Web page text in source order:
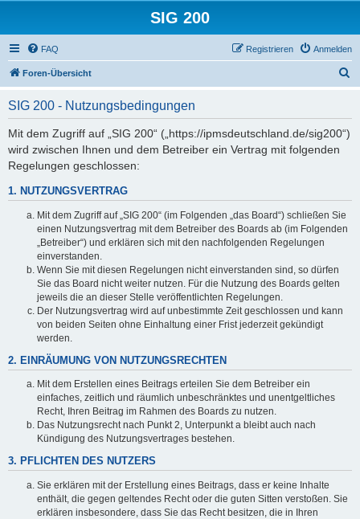
SIG 200
FAQ Anmelden
Registrieren
Foren-Übersicht
SIG 200 - Nutzungsbedingungen
Mit dem Zugriff auf „SIG 200“ („https://ipmsdeutschland.de/sig200“)
wird zwischen Ihnen und dem Betreiber ein Vertrag mit folgenden
Regelungen geschlossen:
1. NUTZUNGSVERTRAG
Mit dem Zugriff auf „SIG 200“ (im Folgenden „das Board“) schließen Sie
einen Nutzungsvertrag mit dem Betreiber des Boards ab (im Folgenden
„Betreiber“) und erklären sich mit den nachfolgenden Regelungen
einverstanden.
Wenn Sie mit diesen Regelungen nicht einverstanden sind, so dürfen
Sie das Board nicht weiter nutzen. Für die Nutzung des Boards gelten
jeweils die an dieser Stelle veröffentlichten Regelungen.
Der Nutzungsvertrag wird auf unbestimmte Zeit geschlossen und kann
von beiden Seiten ohne Einhaltung einer Frist jederzeit gekündigt
werden.
2. EINRÄUMUNG VON NUTZUNGSRECHTEN
Mit dem Erstellen eines Beitrags erteilen Sie dem Betreiber ein
einfaches, zeitlich und räumlich unbeschränktes und unentgeltliches
Recht, Ihren Beitrag im Rahmen des Boards zu nutzen.
Das Nutzungsrecht nach Punkt 2, Unterpunkt a bleibt auch nach
Kündigung des Nutzungsvertrages bestehen.
3. PFLICHTEN DES NUTZERS
Sie erklären mit der Erstellung eines Beitrags, dass er keine Inhalte
enthält, die gegen geltendes Recht oder die guten Sitten verstoßen. Sie
erklären insbesondere, dass Sie das Recht besitzen, die in Ihren